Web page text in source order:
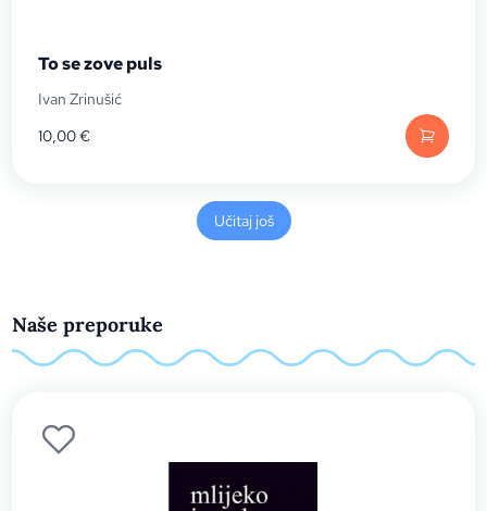
To se zove puls
Ivan Zrinušić
10,00€
Učitaj još
Naše preporuke